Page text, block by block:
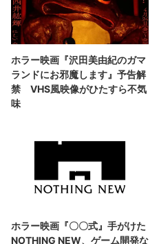
ホラー映画『沢田美由紀のガマ
ランドにお邪魔します』予告解
禁 VHS風映像がひたすら不気
味
ホラー映画『〇〇式』手がけた
NOTHING NEW、ゲーム開発な